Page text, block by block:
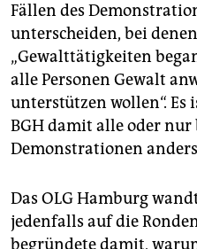
Fällen des
unterscheiden, bei
„Gewalttätigkeiten
alle Personen Gewalt
unterstützen wollen“.
BGH damit alle oder
Demonstrationen
Das OLG Hamburg
jedenfalls auf die
begründete damit,